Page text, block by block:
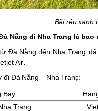
Bãi rêu xanh
Nẵng đi Nha Trang là bao
Đà Nẵng đến Nha Trang
Air.
đi Đà Nẵng – Nha Trang:
Bay
Trang